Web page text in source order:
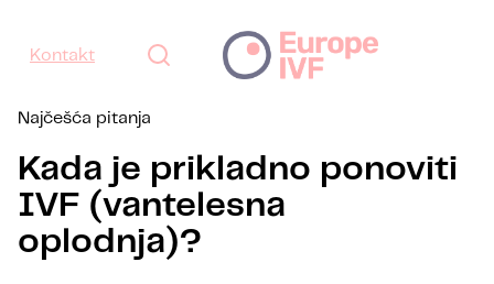
Kontakt
Najčešća pitanja
Kada je prikladno ponoviti
IVF (vantelesna
oplodnja)?